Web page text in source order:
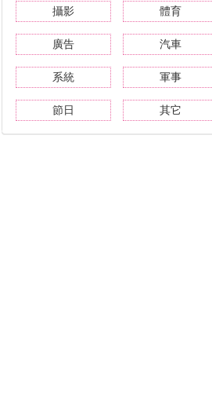
攝影 體育
廣告 汽車
系統 軍事
節日 其它